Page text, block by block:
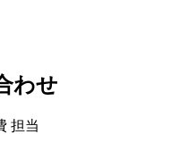
わせ
担当